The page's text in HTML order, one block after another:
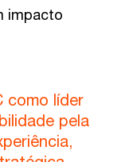
impacto
como líder
pela